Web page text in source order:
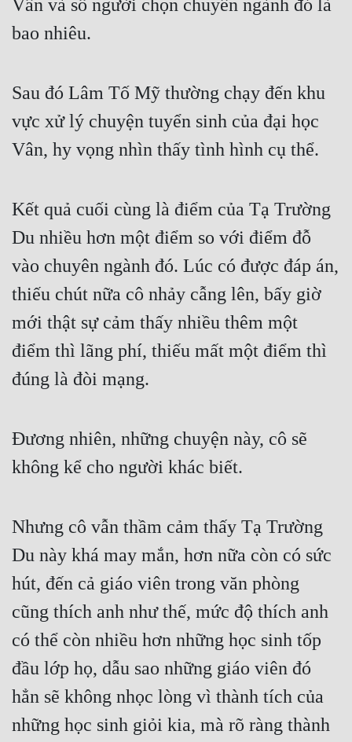
Vân và số người chọn chuyên ngành đó là
bao nhiêu.
Sau đó Lâm Tố Mỹ thường chạy đến khu
vực xử lý chuyện tuyển sinh của đại học
Vân, hy vọng nhìn thấy tình hình cụ thể.
Kết quả cuối cùng là điểm của Tạ Trường
Du nhiều hơn một điểm so với điểm đỗ
vào chuyên ngành đó. Lúc có được đáp án,
thiếu chút nữa cô nhảy cẫng lên, bấy giờ
mới thật sự cảm thấy nhiều thêm một
điểm thì lãng phí, thiếu mất một điểm thì
đúng là đòi mạng.
Đương nhiên, những chuyện này, cô sẽ
không kể cho người khác biết.
Nhưng cô vẫn thầm cảm thấy Tạ Trường
Du này khá may mắn, hơn nữa còn có sức
hút, đến cả giáo viên trong văn phòng
cũng thích anh như thế, mức độ thích anh
có thể còn nhiều hơn những học sinh tốp
đầu lớp họ, dẫu sao những giáo viên đó
hẳn sẽ không nhọc lòng vì thành tích của
những học sinh giỏi kia, mà rõ ràng thành